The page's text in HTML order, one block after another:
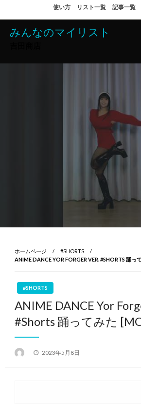
ン
へ
使い方 リスト一覧 記事一覧
みんなのマイリスト
ホームページ
#SHORTS
ANIME DANCE YOR FORGER VER. #SHORTS 踊
#SHORTS
ANIME DANCE Yor
#Shorts 踊ってみた
投
2023年5月8日